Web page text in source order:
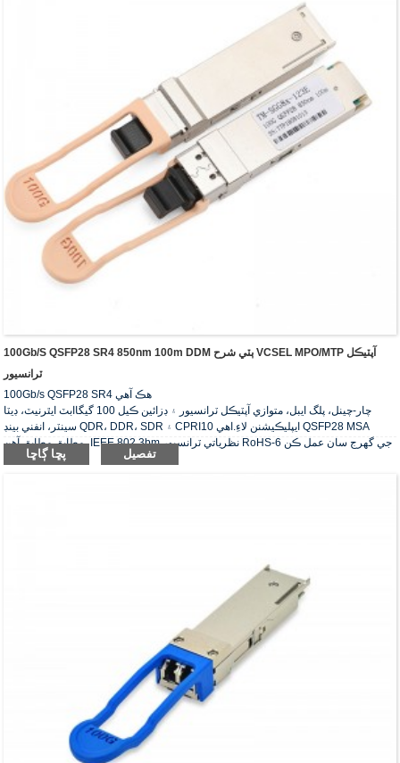
100Gb/s QSFP28 SR4 850nm 100m DDM ٻٽي شرح VCSEL MPO/MTP آپٽيڪل
ٽرانسيور
100Gb/s QSFP28 SR4 هڪ آهي
چار-چينل، پلگ ايبل، متوازي آپٽيڪل ٽرانسيور ۽ ڊزائين ڪيل 100 گيگاابٽ ايٿرنيٽ، ڊيٽا
سينٽر، انفني بينڊ QDR، DDR، SDR ۽ CPRI10 ايپليڪيشنن لاءِ.اهي QSFP28 MSA
مطابق مطابق آهن، IEEE 802.3bm.نظرياتي ٽرانسيور RoHS-6 جي گهرج سان عمل ڪن
پڇا ڳاڇا تفصيل